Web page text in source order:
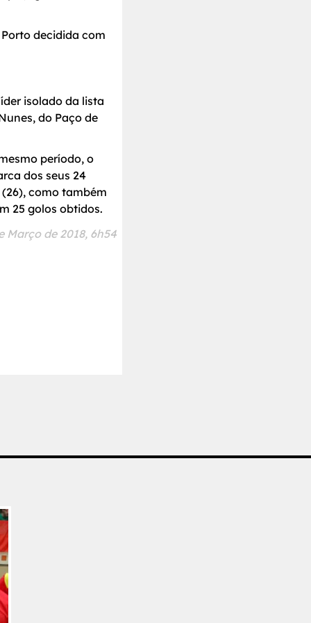
decidida com
isolado da lista
do Paço de
período, o
dos seus 24
como também
25 golos obtidos.
Março de 2018, 6h54